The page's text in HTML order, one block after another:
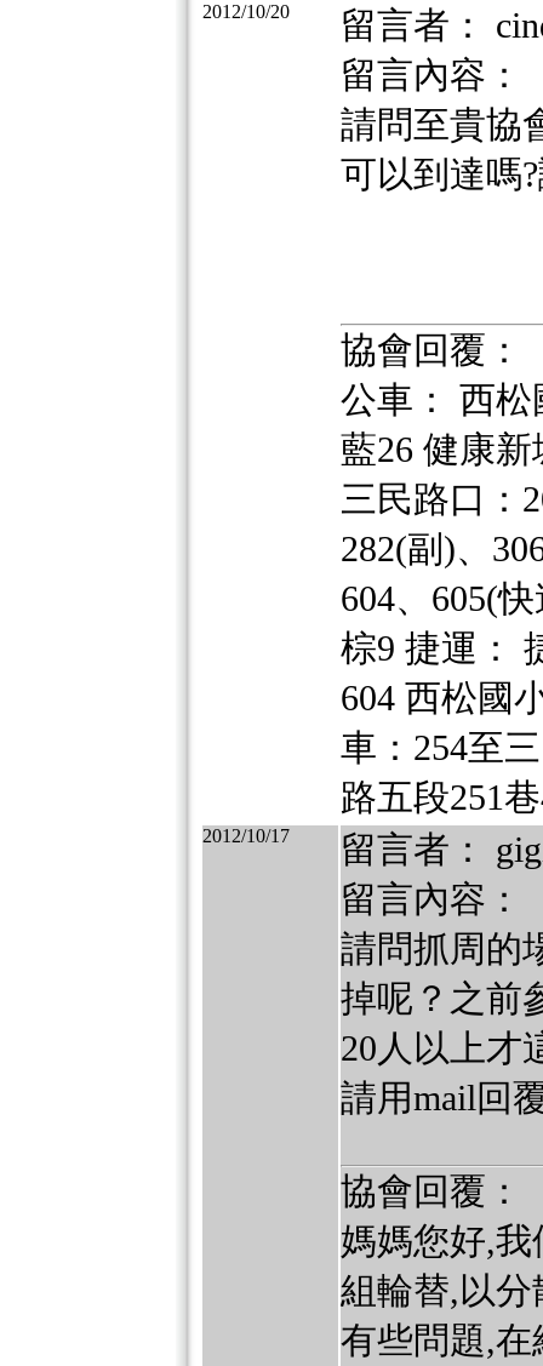
2012/10/20
留言者：
留言內容：
請問至貴協
可以到達嗎
協會回覆：
公車： 西松
藍26 健康新
三民路口：
282(副)、
604、605(
棕9 捷運：
604 西松國
車：254至
路五段251
2012/10/17
留言者：
留言內容：
請問抓周的
掉呢？之前
20人以上才
請用mail回
協會回覆：
媽媽您好,
組輪替,以
有些問題,